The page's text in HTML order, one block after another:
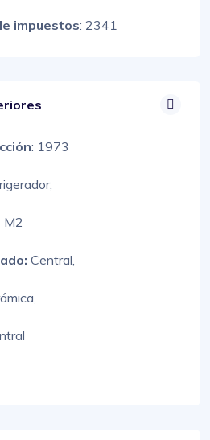
impuestos: 2341
: 1973
M2
Central,